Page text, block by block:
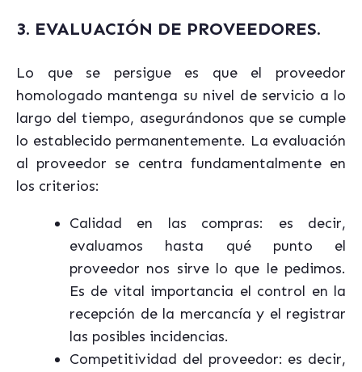
3. EVALUACIÓN DE PROVEEDORES.
Lo que se persigue es que el proveedor
homologado mantenga su nivel de servicio a lo
largo del tiempo, asegurándonos que se cumple
lo establecido permanentemente. La evaluación
al proveedor se centra fundamentalmente en
los criterios:
Calidad en las compras: es decir,
evaluamos hasta qué punto el
proveedor nos sirve lo que le pedimos.
Es de vital importancia el control en la
recepción de la mercancía y el registrar
las posibles incidencias.
Competitividad del proveedor: es decir,